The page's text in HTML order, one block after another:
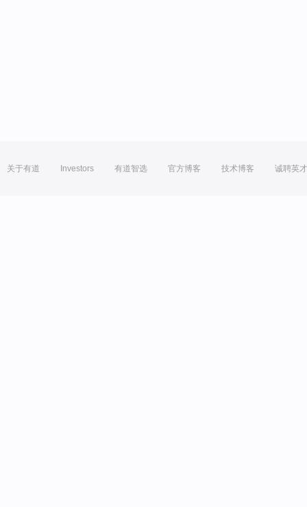
关于有道 Investors 有道智选 官方博客 技术博客 诚聘英才